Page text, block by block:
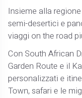
Insieme alla
semi-desertici e
viaggi on the road
Con South African
Garden Route e il
personalizzati e
Town, safari e le